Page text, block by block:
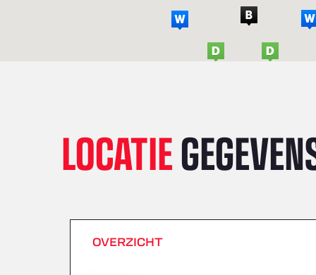
LOCATIE
OVERZICHT